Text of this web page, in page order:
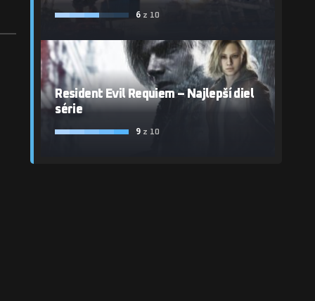
6 z 10
Resident Evil Requiem – Najlepší diel
série
9 z 10